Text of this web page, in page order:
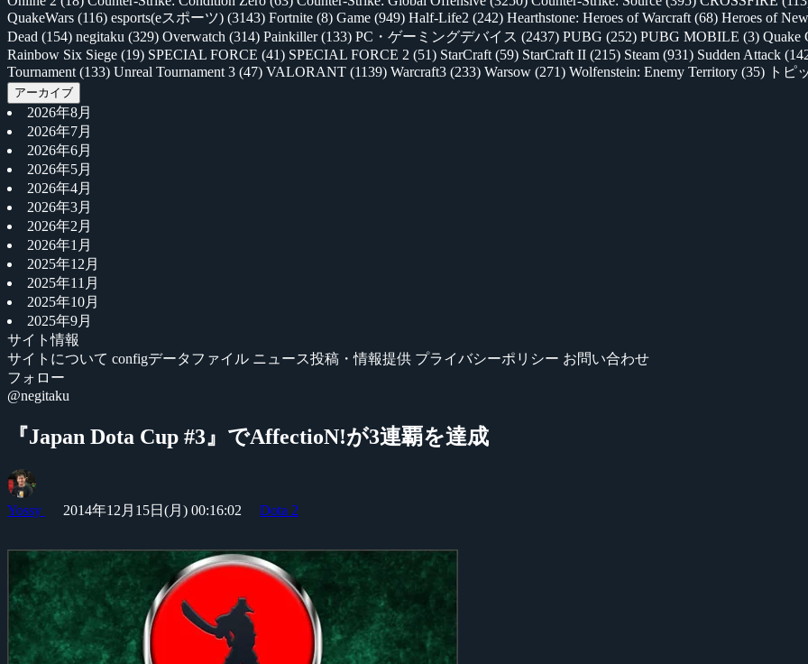
QuakeWars (116) esports(eスポーツ) (3143) Fortnite (8) Game (949) Half-Life2 (242) Hearthstone: Heroes of Warcraft (68) Heroes of
Dead (154) negitaku (329) Overwatch (314) Painkiller(133) PC・ゲーミングデバイス (2437) PUBG (252) PUBG MOBILE (3) Quake
Rainbow Six Siege (19) SPECIAL FORCE (41) SPECIAL FORCE 2 (51) StarCraft (59) StarCraft II (215) Steam (931) Sudden Attack
Tournament (133) Unreal Tournament 3 (47) VALORANT (1139) Warcraft3 (233) Warsow (271) Wolfenstein: Enemy Territory (35) トピ
アーカイブ
2026年8月
2026年7月
2026年6月
2026年5月
2026年4月
2026年3月
2026年2月
2026年1月
2025年12月
2025年11月
2025年10月
2025年9月
サイト情報
サイトについて configデータファイル ニュース投稿・情報提供 プライバシーポリシー お問い合わせ
フォロー
@negitaku
『Japan Dota Cup #3』でAffectioN!が3連覇を達成
Yossy 2014年12月15日(月) 00:16:02 Dota 2